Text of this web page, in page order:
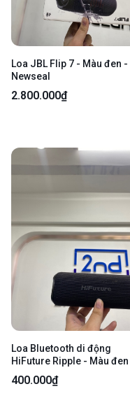
Loa JBL Flip 7 - Màu đen -
Newseal
2.800.000₫
Loa Bluetooth di động
HiFuture Ripple - Màu đen
Ngoại hình 97.5% - Body
400.000₫